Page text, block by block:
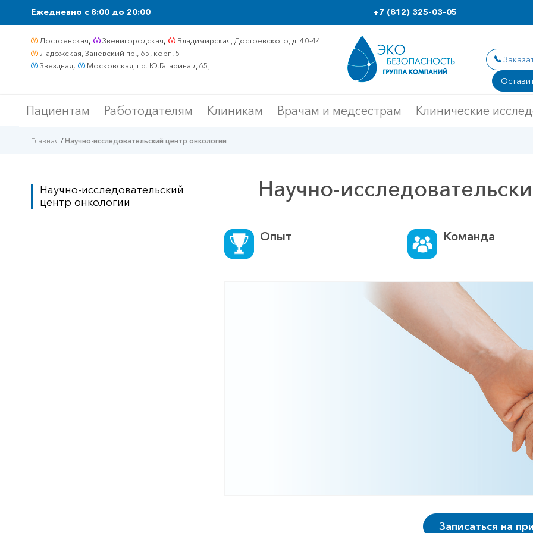
Ежедневно c 8:00 до 20:00 +7 (812) 325-03-05
Достоевская, Звенигородская,
Владимирская, Достоевского, д. 40-44
Ладожская, Заневский пр., 65, корп. 5
Звездная, Московская, пр. Ю.Гагарина д.65,
Пациентам Работодателям Клиникам Врачам и медсестрам Клинические
Главная /Научно-исследовательский центр онкологии
Научно-исследовательский
центр онкологии
Научно-
Опыт Команда
Записаться на